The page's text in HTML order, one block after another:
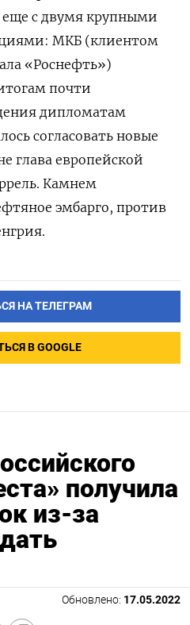
еще с двумя крупными
МКБ (клиентом
«Роснефть»)
почти
дипломатам
согласовать новые
глава европейской
Камнем
эмбарго, против
НА ТЕЛЕГРАМ
В GOOGLE
получила
из-за
Обновлено: 17.05.2022